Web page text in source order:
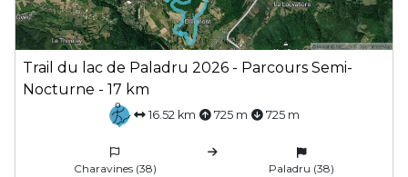
Trail du lac de Paladru 2026 - Parcours Semi-
Nocturne - 17 km
16.52 km 725 m 725 m
Charavines (38) Paladru (38)